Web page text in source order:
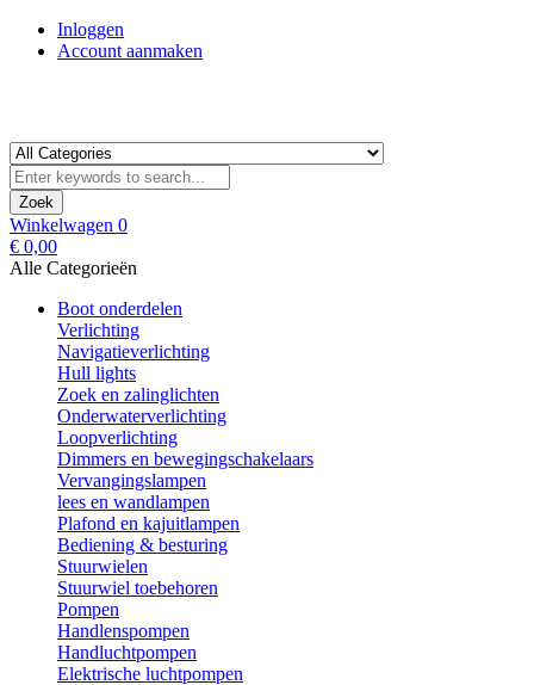
Inloggen
Account aanmaken
Zoek
Winkelwagen 0
€ 0,00
Alle Categorieën
Boot onderdelen
Verlichting
Navigatieverlichting
Hull lights
Zoek en zalinglichten
Onderwaterverlichting
Loopverlichting
Dimmers en bewegingschakelaars
Vervangingslampen
lees en wandlampen
Plafond en kajuitlampen
Bediening & besturing
Stuurwielen
Stuurwiel toebehoren
Pompen
Handlenspompen
Handluchtpompen
Elektrische luchtpompen